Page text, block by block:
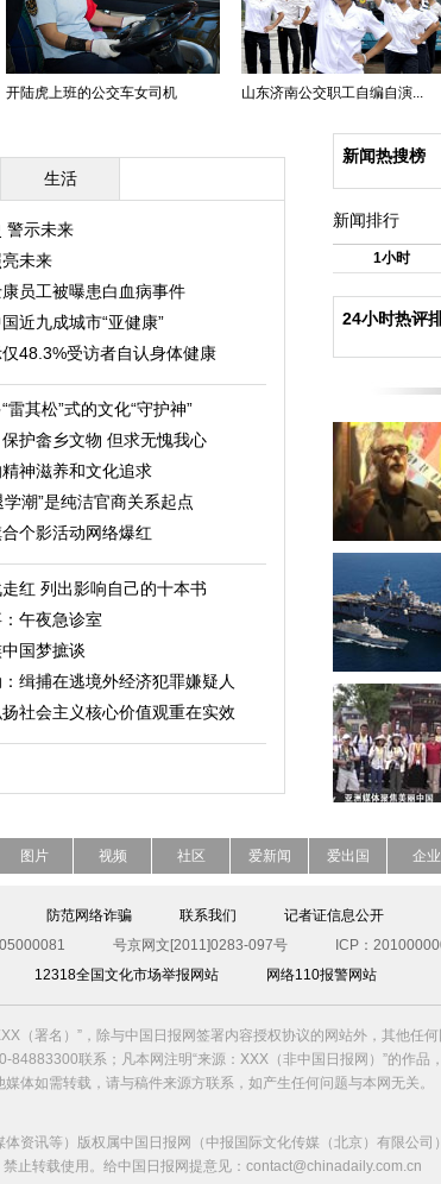
开陆虎上班的公交车女司机 山东济南公交职工自编自演...
生活
警示未来
未来
员工被曝患白血病事件
近九成城市“亚健康”
仅48.3%受访者自认身体健康
雷其松”式的文化“守护神”
护畲乡文物 但求无愧我心
神滋养和文化追求
学潮”是纯洁官商关系起点
个影活动网络爆红
红 列出影响自己的十本书
午夜急诊室
国梦摭谈
缉捕在逃境外经济犯罪嫌疑人
社会主义核心价值观重在实效
新闻热搜榜
新闻排行
1小时
24小时热评
图片 视频 社区 爱新闻 爱出国 企业
防范网络诈骗 联系我们
记者证信息公开
号京网文[2011]0283-097号
ICP：
12318全国文化市场举报网站 网络110报警网站
（署名）”，除与中国日报网签署内容授权协议的网站外，其他任
联系；凡本网注明“来源：XXX（非中国日报网）”的作品
体如需转载，请与稿件来源方联系，如产生任何问题与本网无关。
资讯等）版权属中国日报网（中报国际文化传媒（北京）有限公司
止转载使用。给中国日报网提意见：contact@chinadaily.com.cn